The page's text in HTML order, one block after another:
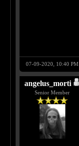
07-09-2020, 10:40 PM
angelus_morti
Senior Member